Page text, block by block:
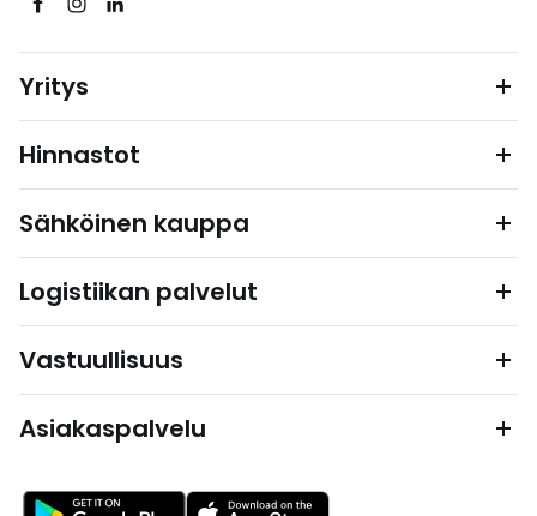
Yritys
Hinnastot
Sähköinen kauppa
Logistiikan palvelut
Vastuullisuus
Asiakaspalvelu